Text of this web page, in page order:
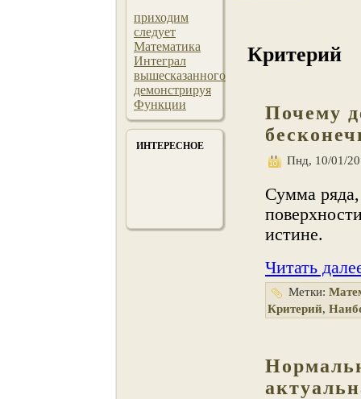
приходим
следует
Математика
Интеграл
вышесказанного
демонстрируя
Функции
ИНТЕРЕСНОЕ
Критерий
Почему
Пнд, 10/01/
Сумма ряда,
истине.
Читать
Метки:
Критерий,